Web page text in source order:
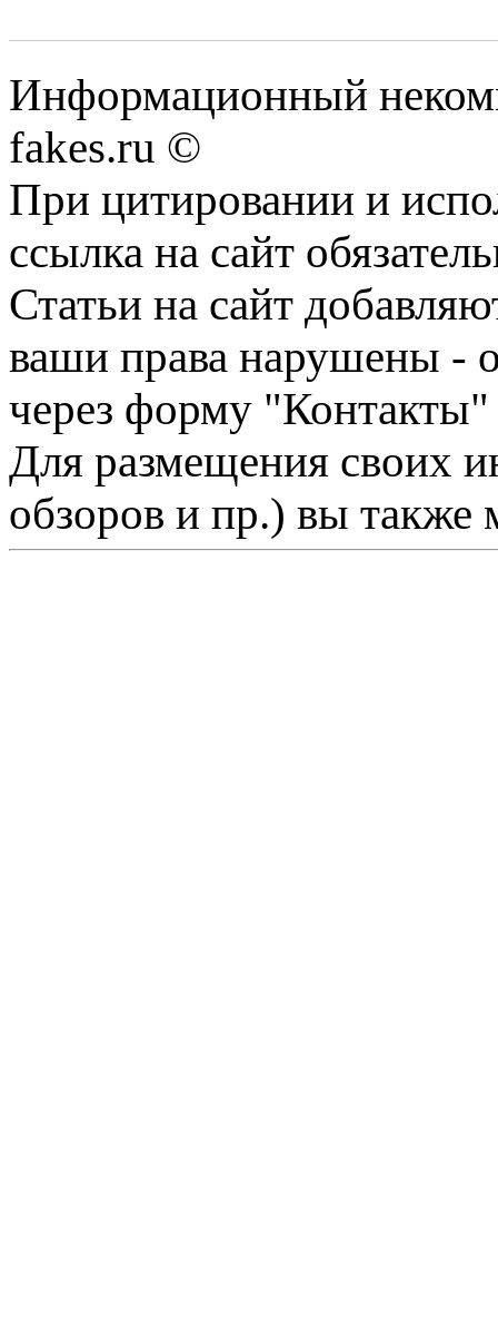
Информационный
fakes.ru ©
При цитировании и
ссылка на сайт
Статьи на сайт
ваши права нарушены -
через форму "Контакты"
Для размещения своих
обзоров и пр.) вы также